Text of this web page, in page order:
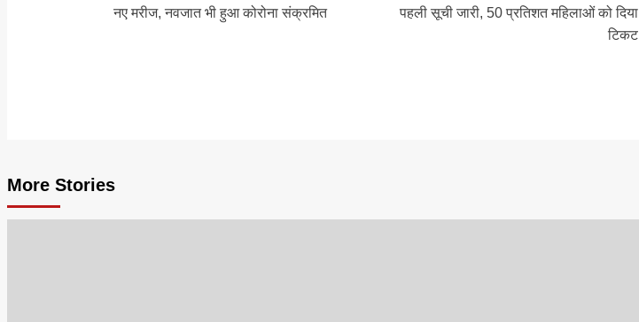
navigation
नए मरीज, नवजात भी हुआ कोरोना संक्रमित
पहली सूची जारी, 50 प्रतिशत महिलाओं को दिया
टिकट
More Stories